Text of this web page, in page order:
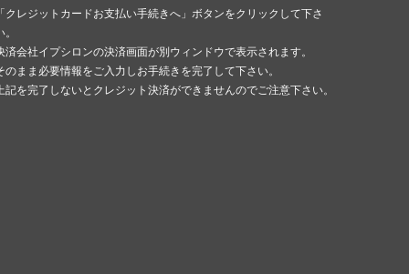
「クレジットカードお支払い手続きへ」ボタンをクリックして下さ
。
済会社イプシロンの決済画面が別ウィンドウで表示されます。
のまま必要情報をご入力しお手続きを完了して下さい。
上記を完了しないとクレジット決済ができませんのでご注意下さい。